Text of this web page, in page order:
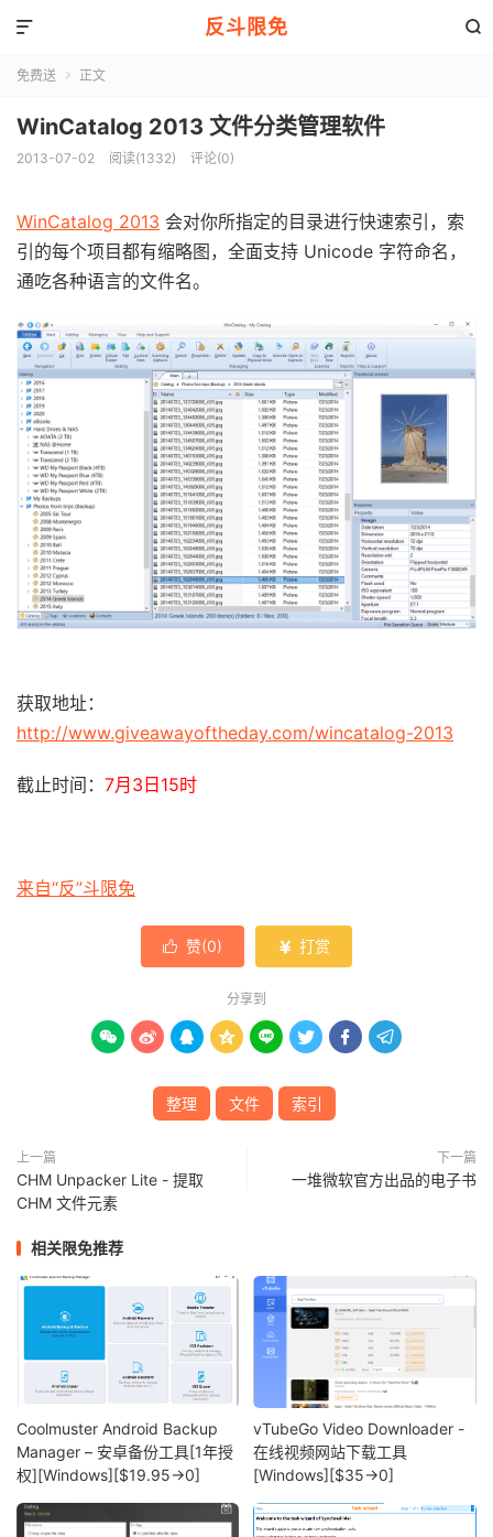
反斗限免 

免费送  正文
WinCatalog 2013 文件分类管理软件
2013-07-02 阅读(1332) 评论(0)
WinCatalog 2013 会对你所指定的目录进行快速索引，索
引的每个项目都有缩略图，全面支持 Unicode 字符命名，
通吃各种语言的文件名。
获取地址：
http://www.giveawayoftheday.com/wincatalog-2013
截止时间： 7月3日15时
来自“反”斗限免
 赞(0)  打赏
分享到
       
整理 文件 索引
上一篇
CHM Unpacker Lite - 提取
CHM 文件元素
下一篇
一堆微软官方出品的电子书
相关限免推荐
Coolmuster Android Backup
Manager – 安卓备份工具[1年授
权][Windows][$19.95→0]
vTubeGo Video Downloader -
在线视频网站下载工具
[Windows][$35→0]